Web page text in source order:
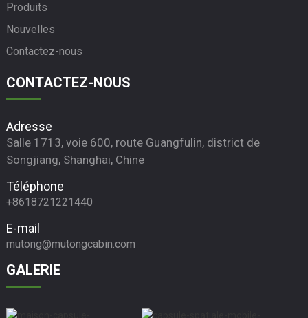
Produits
Nouvelles
Contactez-nous
CONTACTEZ-NOUS
Adresse
Salle 1713, voie 600, route Guangfulin, district de
Songjiang, Shanghai, Chine
Téléphone
+8618721221440
E-mail
mutong@mutongcabin.com
GALERIE